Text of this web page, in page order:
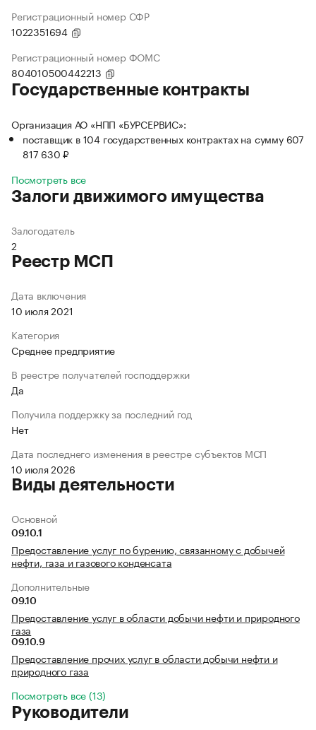
Регистрационный номер СФР
1022351694
Регистрационный номер ФОМС
804010500442213
Государственные контракты
Организация АО «НПП «БУРСЕРВИС»:
поставщик в 104 государственных контрактах на сумму 607
817 630 ₽
Посмотреть все
Залоги движимого имущества
Залогодатель
2
Реестр МСП
Дата включения
10 июля 2021
Категория
Среднее предприятие
В реестре получателей господдержки
Да
Получила поддержку за последний год
Нет
Дата последнего изменения в реестре субъектов МСП
10 июля 2026
Виды деятельности
Основной
09.10.1
Предоставление услуг по бурению, связанному с добычей
нефти, газа и газового конденсата
Дополнительные
09.10
Предоставление услуг в области добычи нефти и природного
газа
09.10.9
Предоставление прочих услуг в области добычи нефти и
природного газа
Посмотреть все (13)
Руководители